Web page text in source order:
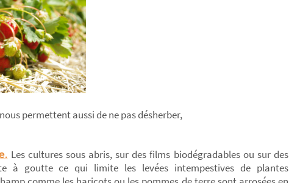
permettent aussi de ne pas désherber,
Les cultures sous abris, sur des films biodégradables ou sur des
à goutte ce qui limite les levées intempestives de plantes